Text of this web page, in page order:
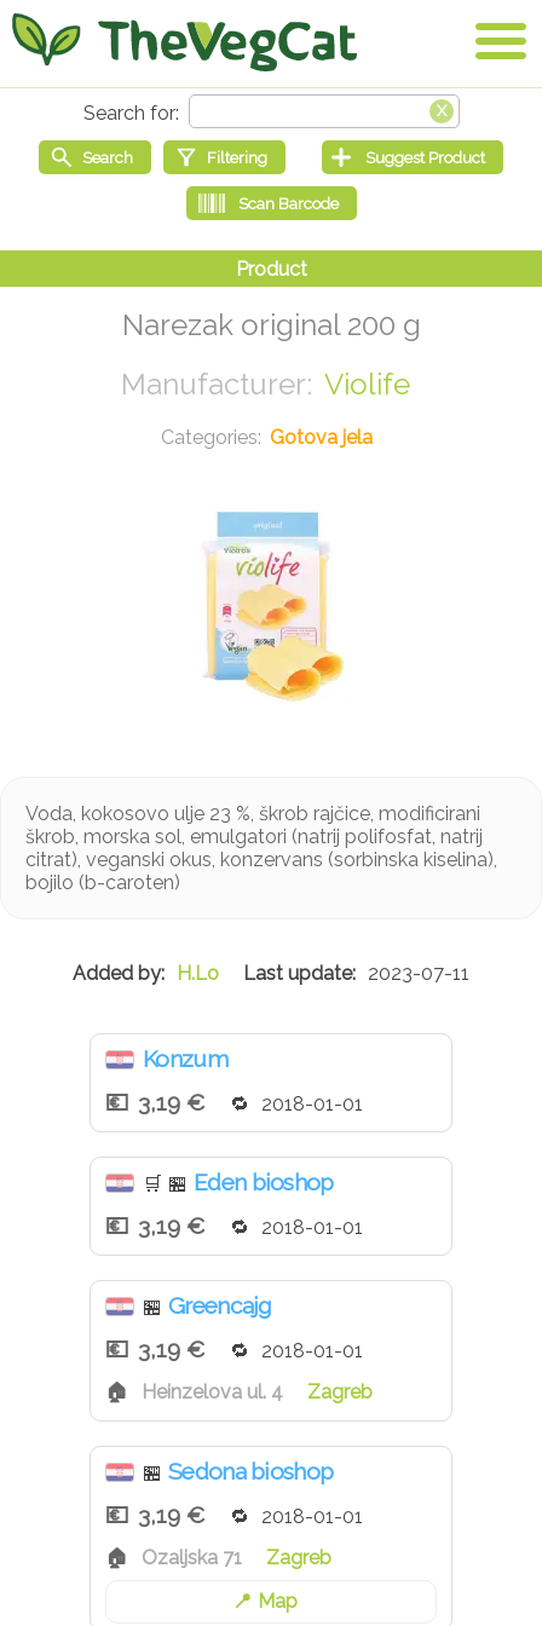
Narezak original 200 g
Violife
Gotova jela
Voda, kokosovo ulje 23 %, škrob rajčice, modificirani
škrob, morska sol, emulgatori (natrij polifosfat, natrij
citrat), veganski okus, konzervans (sorbinska kiselina),
bojilo (b-caroten)
H.Lo 2023-07-11
Konzum
3,19 €
2018-01-01
🛒 🏪 Eden bioshop
3,19 €
2018-01-01
🏪 Greencajg
3,19 €
2018-01-01
Heinzelova ul. 4
Zagreb
🏪 Sedona bioshop
3,19 €
2018-01-01
Ozaljska 71
Zagreb
Map